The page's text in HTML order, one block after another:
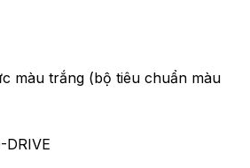
màu trắng (bộ tiêu chuẩn màu
DRIVE